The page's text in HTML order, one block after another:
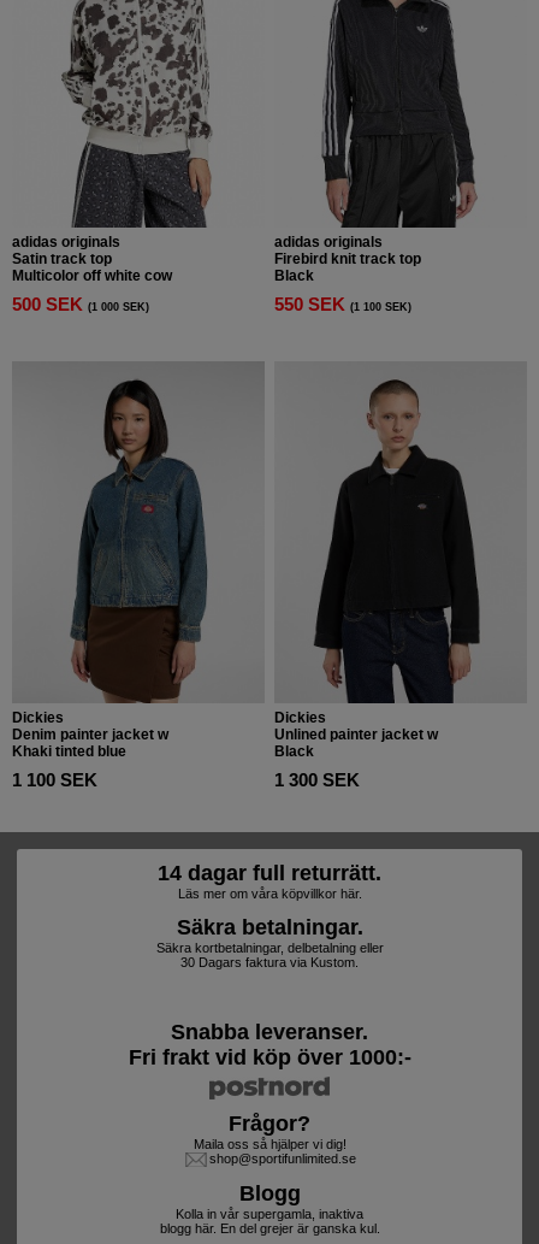
adidas originals
Satin track top
Multicolor off white cow
500 SEK (1 000 SEK)
adidas originals
Firebird knit track top
Black
550 SEK (1 100 SEK)
Dickies
Denim painter jacket w
Khaki tinted blue
1 100 SEK
Dickies
Unlined painter jacket w
Black
1 300 SEK
14 dagar full returrätt.
Läs mer om våra köpvillkor här.
Säkra betalningar.
Säkra kortbetalningar, delbetalning eller
30 Dagars faktura via Kustom.
Snabba leveranser.
Fri frakt vid köp över 1000:-
Frågor?
Maila oss så hjälper vi dig!
shop@sportifunlimited.se
Blogg
Kolla in vår supergamla, inaktiva
blogg här. En del grejer är ganska kul.